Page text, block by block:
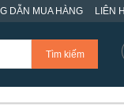
DẪN MUA HÀNG LIÊN
Tìm kiếm